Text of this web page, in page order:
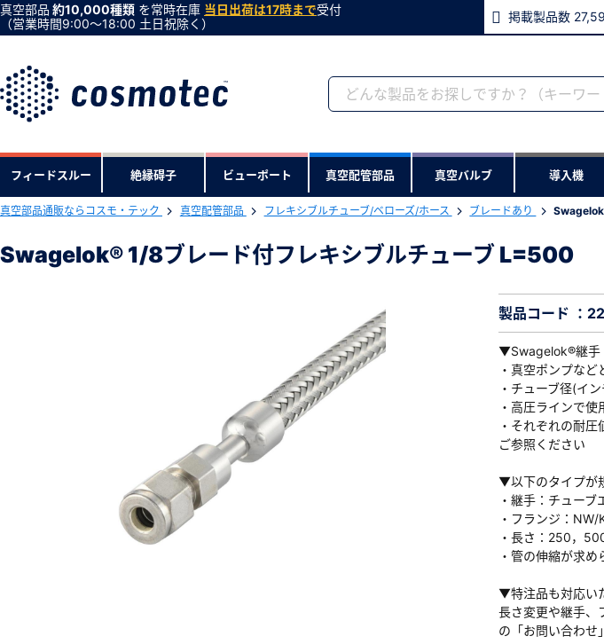
真空部品 約10,000種類 を常時在庫 当日出荷は17時まで受付
（営業時間9:00〜18:00 土日祝除く）
掲載製品数
フィードスルー 絶縁碍子 ビューポート 真空配管部品 真空バルブ 導入機
真空部品通販ならコスモ・テック 真空配管部品 フレキシブルチューブ/ベローズ/ホース ブレードあり
Swagelok® 1/8ブレード付フレキシブルチューブ L=500
製品コード ：
▼Swagelok®継手
・真空ポンプな
・チューブ径(イ
・高圧ラインで
・それぞれの耐
ご参照ください
▼以下のタイプが
・継手：チュー
・フランジ：
・長さ：250，
・管の伸縮が求め
▼特注品も対応い
長さ変更や継手、
の「お問い合わせ
下記製品のRoHS2適合報告書のダウンロードをします。
会社・学校・研究機関名
ダウンロ
会員登録がお済みでない方
会員登録をすれば、便利な機能がご利用いただけます。
※新規会員登録をお申し込み頂いてから本登録となるまで、数日間かかる場合があります。